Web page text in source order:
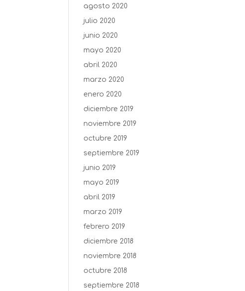
agosto 2020
julio 2020
junio 2020
mayo 2020
abril 2020
marzo 2020
enero 2020
diciembre 2019
noviembre 2019
octubre 2019
septiembre 2019
junio 2019
mayo 2019
abril 2019
marzo 2019
febrero 2019
diciembre 2018
noviembre 2018
octubre 2018
septiembre 2018